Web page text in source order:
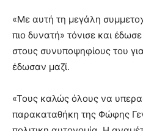
porn
«Με αυτή τη μεγάλη
πιο δυνατή» τόνισε και
στους συνυποψηφίους του
έδωσαν μαζί.
«Τους καλώς όλους να
παρακαταθήκη της Φώφης